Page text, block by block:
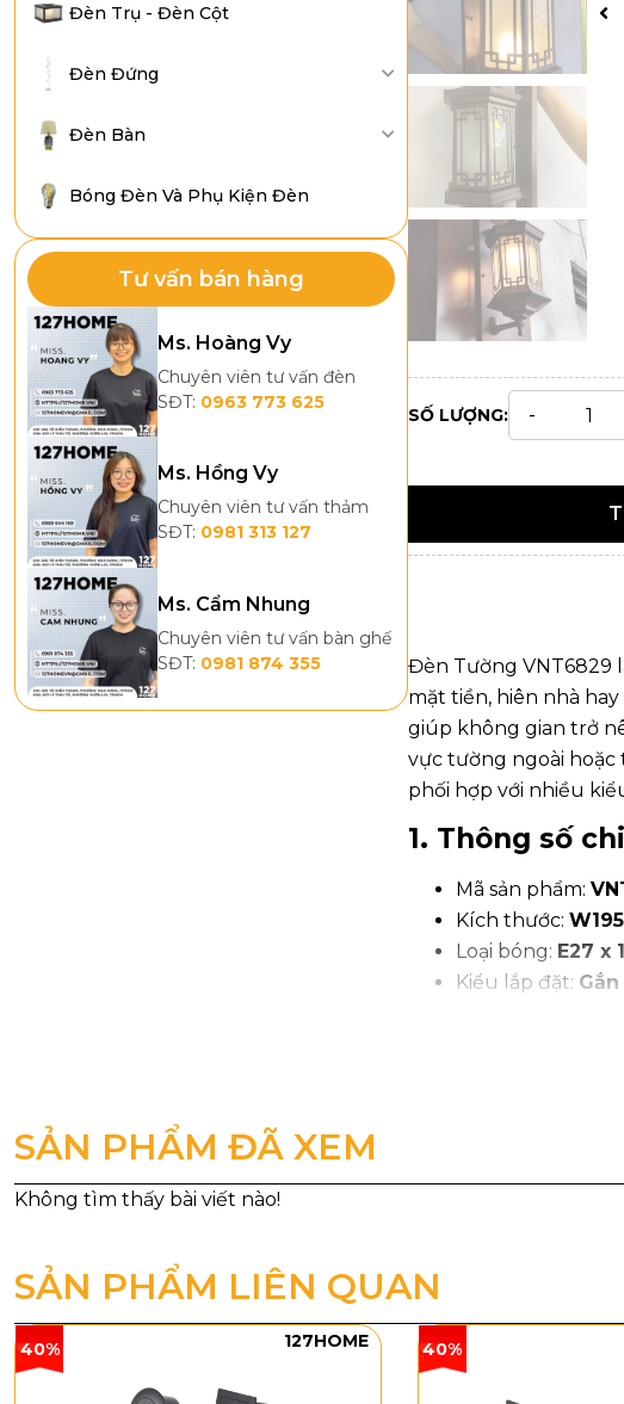
Đèn Trụ - Đèn Cột
Đèn Đứng
Đèn Bàn
Bóng Đèn Và Phụ Kiện Đèn
Tư vấn bán hàng
Ms. Hoàng Vy
Chuyên viên tư vấn đèn
SĐT: 0963 773 625
Ms. Hồng Vy
Chuyên viên tư vấn thảm
SĐT: 0981 313 127
Ms. Cẩm Nhung
Chuyên viên tư vấn bàn ghế
SĐT: 0981 874 355
SỐ LƯỢNG:
Đèn Tường VNT6829
mặt tiền, hiên nhà
giúp không gian trở
vực tường ngoài hoặc
phối hợp với nhiều
1. Thông số
Mã sản phẩm:
Kích thước:
Loại bóng: E27 x 1
Kiểu lắp đặt:
SẢN PHẨM ĐÃ XEM
SẢN PHẨM LIÊN QUAN
40% 127HOME 40%